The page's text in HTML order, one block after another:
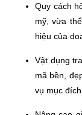
Quy cách
mỹ, vừa
hiệu của
Vật dụng
mã bền,
vụ mục